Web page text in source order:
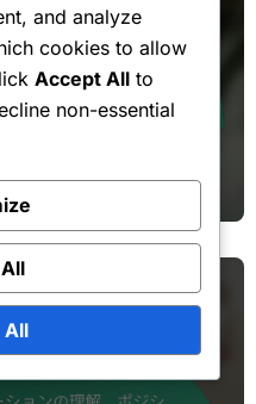
の責任
イル設定、テン
ムフロー管理
and analyze
cookies to allow
Accept All to
non-essential
All